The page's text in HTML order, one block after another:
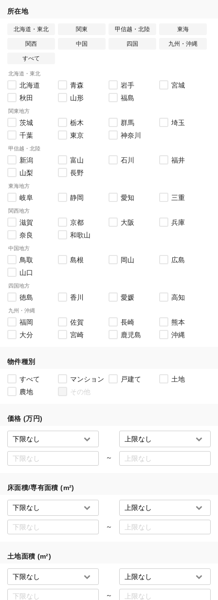
所在地
北海道・東北 関東 甲信越・北陸 東海
関西 中国 四国 九州・沖縄
すべて
北海道・東北
北海道 青森 岩手
宮城
秋田
山形 福島
関東地方
茨城 栃木 群馬
埼玉
千葉
東京 神奈川
甲信越・北陸
新潟 富山 石川
福井
山梨
長野
東海地方
岐阜 静岡 愛知 三重
関西地方
滋賀 京都 大阪
兵庫
奈良
和歌山
中国地方
鳥取 島根 岡山
広島
山口
四国地方
徳島 香川 愛媛 高知
九州・沖縄
福岡 佐賀 長崎
熊本
大分
宮崎 鹿児島 沖縄
物件種別
すべて マンション 戸建て
土地
農地
その他
価格 (万円)
～
床面積/専有面積 (m²)
～
土地面積 (m²)
～